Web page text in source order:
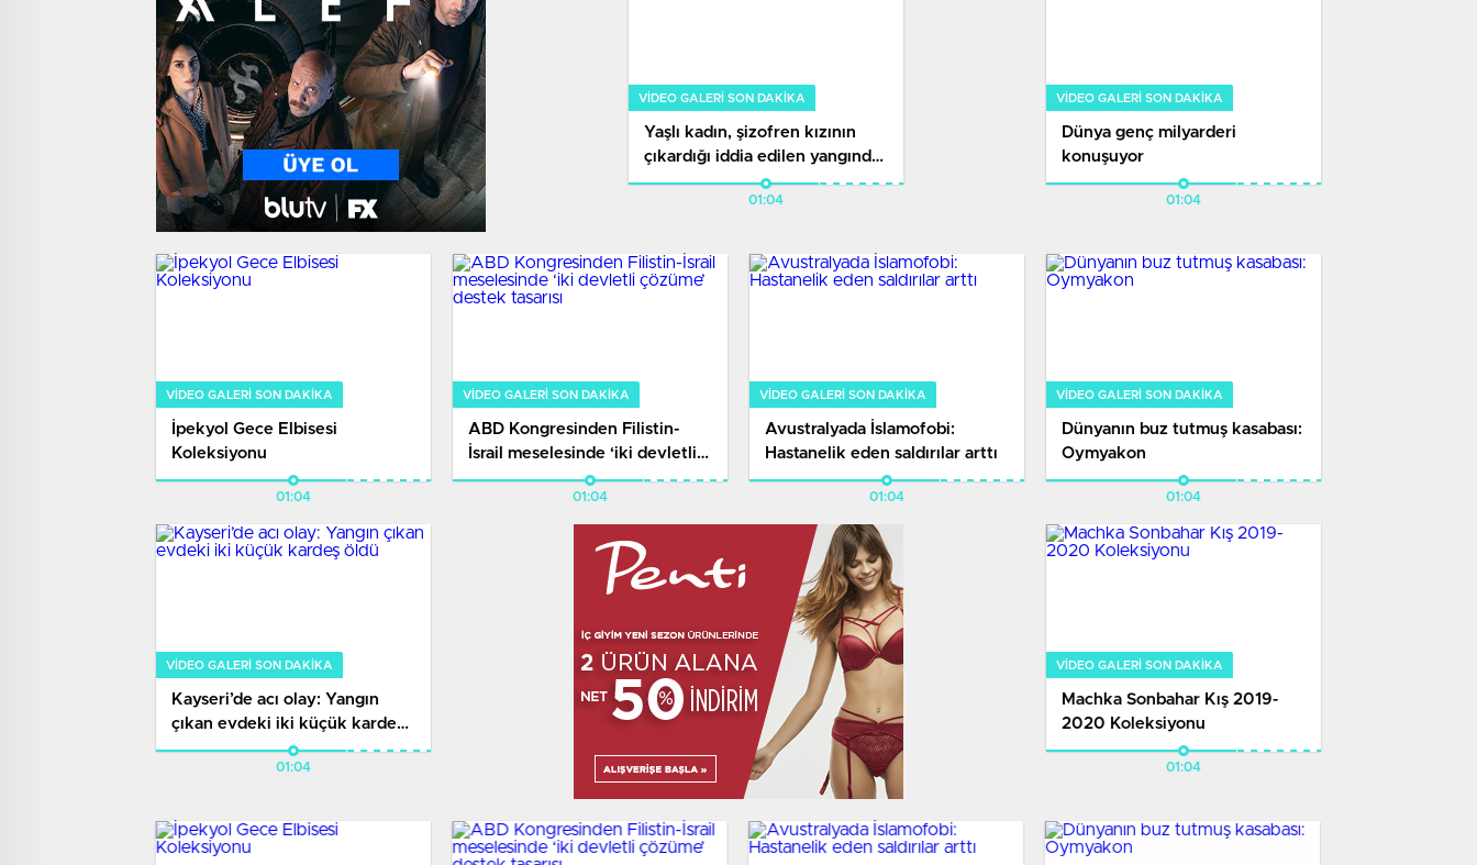
VIDEO GALERI SON DAKİKA
Yaşlı kadın, şizofren kızının
çıkardığı iddia edilen yangında
öldü
01:04
VIDEO GALERI SON DAKİKA
Dünya genç milyarderi
konuşuyor
01:04
VIDEO GALERI SON DAKİKA
İpekyol Gece Elbisesi
Koleksiyonu
01:04
VIDEO GALERI SON DAKİKA
ABD Kongresinden Filistin-
İsrail meselesinde ‘iki devletli
çözüme’ destek tasarısı
01:04
VIDEO GALERI SON DAKİKA
Avustralyada İslamofobi:
Hastanelik eden saldırılar arttı
01:04
VIDEO GALERI SON DAKİKA
Dünyanın buz tutmuş kasabası:
Oymyakon
01:04
VIDEO GALERI SON DAKİKA
Kayseri’de acı olay: Yangın
çıkan evdeki iki küçük kardeş
öldü
01:04
VIDEO GALERI SON DAKİKA
Machka Sonbahar Kış 2019-
2020 Koleksiyonu
01:04